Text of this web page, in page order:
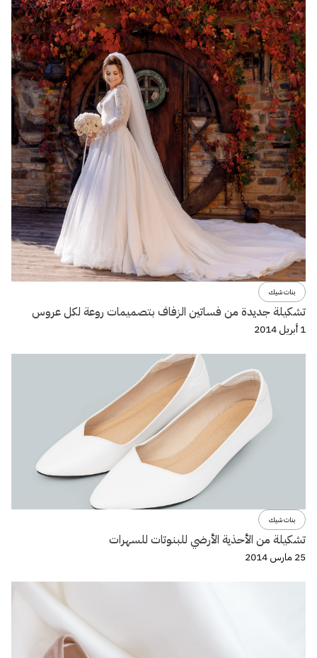
بنات شيك
تشكيلة جديدة من فساتين الزفاف بتصميمات روعة لكل عروس
1 أبريل 2014
بنات شيك
تشكيلة من الأحذية الأرضي للبنوتات للسهرات
25 مارس 2014